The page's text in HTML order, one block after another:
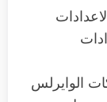
الوايرلس